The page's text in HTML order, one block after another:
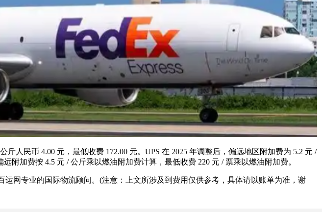
民币 4.00 元，最低收费 172.00 元。UPS 在 2025 年调整后，偏远地区附加费为 5.2 元 /
附加费按 4.5 元 / 公斤乘以燃油附加费计算，最低收费 220 元 / 票乘以燃油附加费。
专业的国际物流顾问。(注意：上文所涉及到费用仅供参考，具体请以账单为准，谢